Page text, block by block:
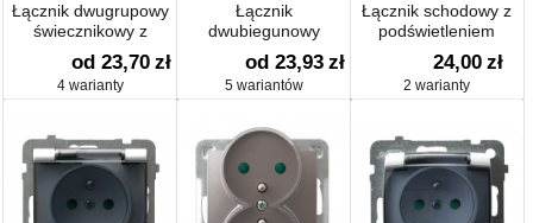
Łącznik dwugrupowy
świecznikowy z
podświetleniem
od 23,70 zł
4 warianty
Łącznik
dwubiegunowy
od 23,93 zł
5 wariantów
Łącznik schodowy z
podświetleniem
24,00 zł
2 warianty